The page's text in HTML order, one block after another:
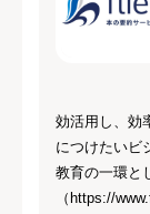
効活用し、効
につけたいビ
教育の一環と
（https://